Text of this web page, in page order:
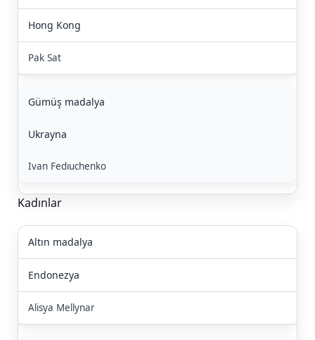
Hong Kong
Pak Sat
Gümüş madalya
Ukrayna
Ivan Fedıuchenko
Kadınlar
Altın madalya
Endonezya
Alisya Mellynar